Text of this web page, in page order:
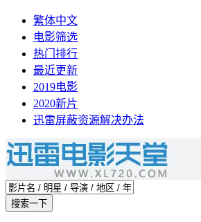
繁体中文
电影筛选
热门排行
最近更新
2019电影
2020新片
迅雷屏蔽资源解决办法